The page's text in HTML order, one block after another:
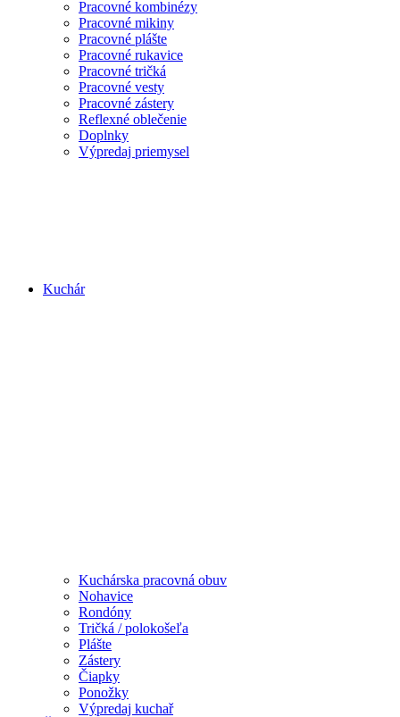
Pracovné kombinézy
Pracovné mikiny
Pracovné plášte
Pracovné rukavice
Pracovné tričká
Pracovné vesty
Pracovné zástery
Reflexné oblečenie
Doplnky
Výpredaj priemysel
Kuchár
Kuchárska pracovná obuv
Nohavice
Rondóny
Tričká / polokošeľa
Plášte
Zástery
Čiapky
Ponožky
Výpredaj kuchař